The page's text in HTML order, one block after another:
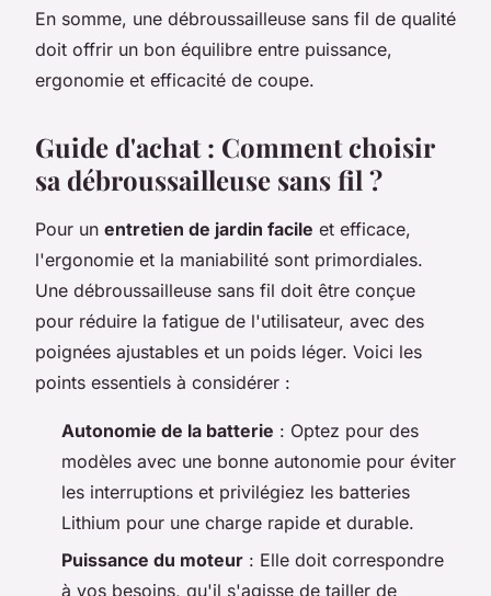
En somme, une débroussailleuse sans fil de qualité
doit offrir un bon équilibre entre puissance,
ergonomie et efficacité de coupe.
Guide d'achat : Comment choisir
sa débroussailleuse sans fil ?
Pour un entretien de jardin facile et efficace,
l'ergonomie et la maniabilité sont primordiales.
Une débroussailleuse sans fil doit être conçue
pour réduire la fatigue de l'utilisateur, avec des
poignées ajustables et un poids léger. Voici les
points essentiels à considérer :
Autonomie de la batterie : Optez pour des
modèles avec une bonne autonomie pour éviter
les interruptions et privilégiez les batteries
Lithium pour une charge rapide et durable.
Puissance du moteur : Elle doit correspondre
à vos besoins, qu'il s'agisse de tailler de